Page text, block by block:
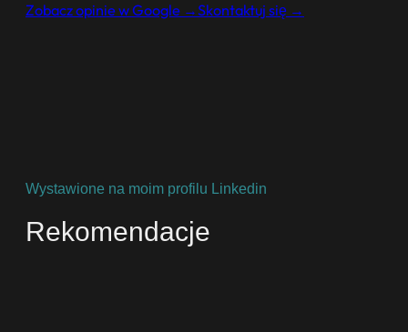
Zobacz opinie w Google →Skontaktuj się →
Wystawione na moim profilu Linkedin
Rekomendacje